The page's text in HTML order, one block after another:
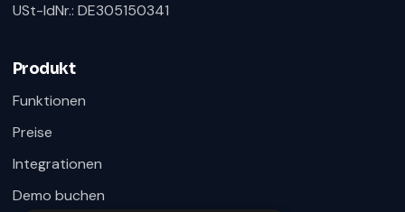
USt-IdNr.: DE305150341
Produkt
Funktionen
Preise
Integrationen
Demo buchen
360HR Chat